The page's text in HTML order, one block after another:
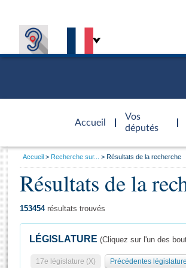
Accueil
d'accueil
Vos
députés
Général
Vous
Accueil Recherche sur... Résultats de la recherche
Résultats de la
153454résultats trouvés
LÉGISLATURE (Cliquez sur l'un des
17e législature (X) Précédentes